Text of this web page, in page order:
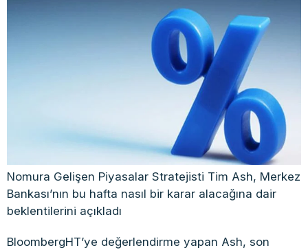
Nomura Gelişen Piyasalar Stratejisti Tim Ash, Merkez
Bankası’nın bu hafta nasıl bir karar alacağına dair
beklentilerini açıkladı
BloombergHT’ye değerlendirme yapan Ash, son